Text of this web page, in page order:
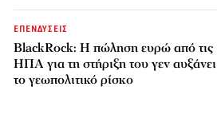
ΕΠΕΝΔΥΣΕΙΣ
BlackRock: Η πώληση ευρώ από τις
ΗΠΑ για τη στήριξη του γεν αυξάνει
το γεωπολιτικό ρίσκο